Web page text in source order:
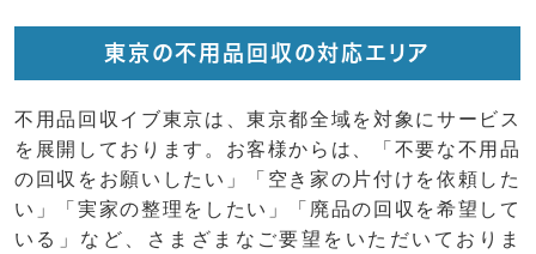
東京の不用品回収の対応エリア
不用品回収イブ東京は、東京都全域を対象にサービス
を展開しております。お客様からは、「不要な不用品
の回収をお願いしたい」「空き家の片付けを依頼した
い」「実家の整理をしたい」「廃品の回収を希望して
いる」など、さまざまなご要望をいただいておりま